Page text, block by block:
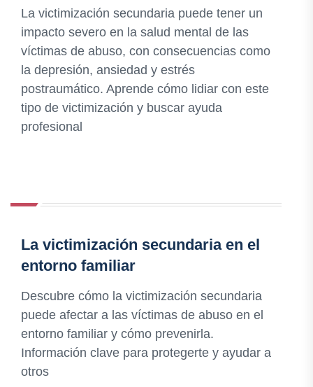
La victimización secundaria puede tener un
impacto severo en la salud mental de las
víctimas de abuso, con consecuencias como
la depresión, ansiedad y estrés
postraumático. Aprende cómo lidiar con este
tipo de victimización y buscar ayuda
profesional
La victimización secundaria en el
entorno familiar
Descubre cómo la victimización secundaria
puede afectar a las víctimas de abuso en el
entorno familiar y cómo prevenirla.
Información clave para protegerte y ayudar a
otros